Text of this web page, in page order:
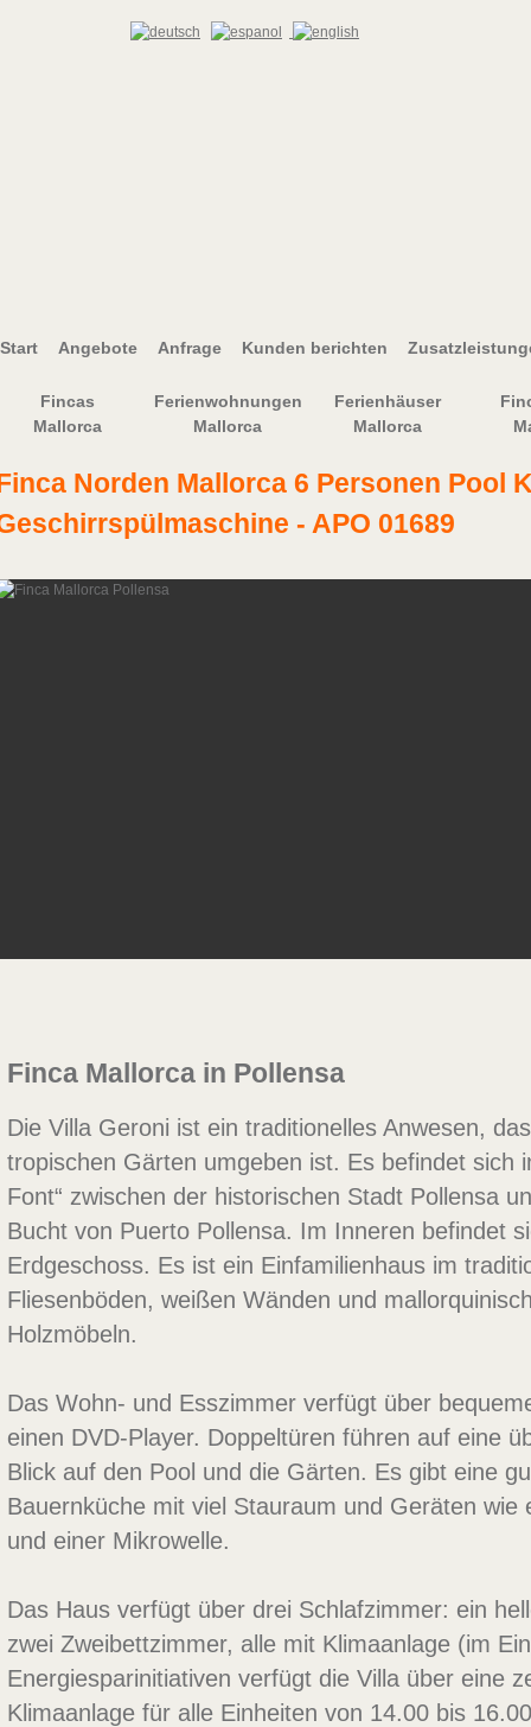
Start Angebote Anfrage Kunden berichten
Fincas
Mallorca
Ferienwohnungen
Mallorca
Ferienhäuser
Mallorca
Norden Mallorca 6 Personen Pool
- APO 01689
Finca Mallorca in Pollensa
Die Villa Geroni ist ein traditionelles Anwesen,
tropischen Gärten umgeben ist. Es befindet sich
Font“ zwischen der historischen Stadt Pollensa
Bucht von Puerto Pollensa. Im Inneren befindet
Erdgeschoss. Es ist ein Einfamilienhaus im
Fliesenböden, weißen Wänden und
Holzmöbeln.
Das Wohn- und Esszimmer verfügt über
einen DVD-Player. Doppeltüren führen auf eine
Blick auf den Pool und die Gärten. Es gibt eine
Bauernküche mit viel Stauraum und Geräten wie
und einer Mikrowelle.
Das Haus verfügt über drei Schlafzimmer: ein
zwei Zweibettzimmer, alle mit Klimaanlage (im
Energiesparinitiativen verfügt die Villa über eine
Klimaanlage für alle Einheiten von 14.00 bis